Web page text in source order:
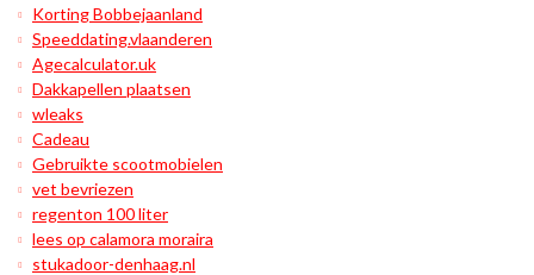
Korting Bobbejaanland
Speeddating.vlaanderen
Agecalculator.uk
Dakkapellen plaatsen
wleaks
Cadeau
Gebruikte scootmobielen
vet bevriezen
regenton 100 liter
lees op calamora moraira
stukadoor-denhaag.nl